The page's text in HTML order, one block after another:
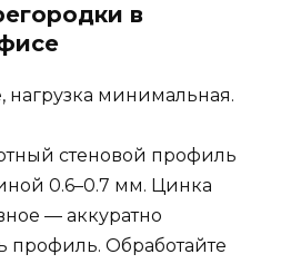
в
нагрузка минимальная.
стеновой профиль
0.6–0.7 мм. Цинка
— аккуратно
профиль. Обработайте